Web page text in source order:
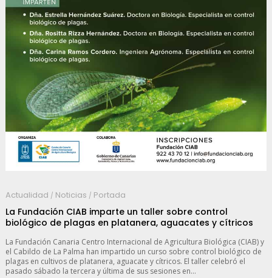
Actualidad / Noticias / Portada
La Fundación CIAB imparte un taller sobre control
biológico de plagas en platanera, aguacates y cítricos
La Fundación Canaria Centro Internacional de Agricultura Biológica (CIAB) y
el Cabildo de La Palma han impartido un curso sobre control biológico de
plagas en cultivos de platanera, aguacate y cítricos. El taller celebró el
pasado sábado la tercera y última de sus sesiones en...